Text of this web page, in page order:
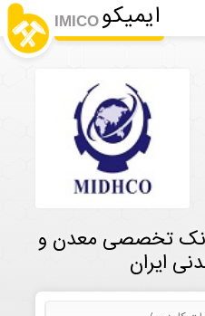
ایمیکو IMICO
تخصصی معدن و
ایران